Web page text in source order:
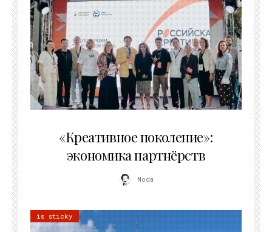
«Креативное поколение»:
экономика партнёрств
Moda
is sticky